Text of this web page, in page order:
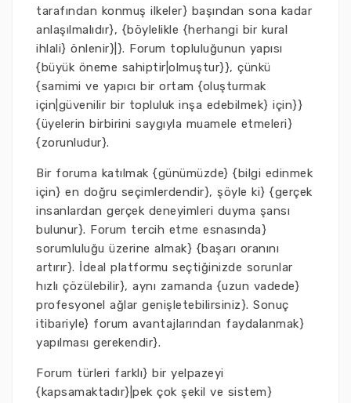
tarafından konmuş ilkeler} başından sona kadar
anlaşılmalıdır}, {böylelikle {herhangi bir kural
ihlali} önlenir}|}. Forum topluluğunun yapısı
{büyük öneme sahiptir|olmuştur}}, çünkü
{samimi ve yapıcı bir ortam {oluşturmak
için|güvenilir bir topluluk inşa edebilmek} için}}
{üyelerin birbirini saygıyla muamele etmeleri}
{zorunludur}.
Bir foruma katılmak {günümüzde} {bilgi edinmek
için} en doğru seçimlerdendir}, şöyle ki} {gerçek
insanlardan gerçek deneyimleri duyma şansı
bulunur}. Forum tercih etme esnasında}
sorumluluğu üzerine almak} {başarı oranını
artırır}. İdeal platformu seçtiğinizde sorunlar
hızlı çözülebilir}, aynı zamanda {uzun vadede}
profesyonel ağlar genişletebilirsiniz}. Sonuç
itibariyle} forum avantajlarından faydalanmak}
yapılması gerekendir}.
Forum türleri farklı} bir yelpazeyi
{kapsamaktadır}|pek çok şekil ve sistem}